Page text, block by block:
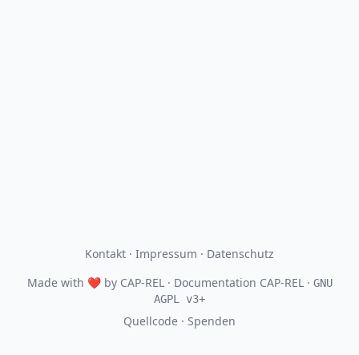
Kontakt · Impressum · Datenschutz
Made with ❤by CAP-REL· Documentation CAP-REL · GNU
AGPL v3+
Quellcode · Spenden